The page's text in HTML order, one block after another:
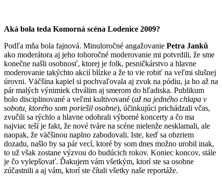
Aká bola teda Komorná scéna Lodenice 2009?
Podľa mňa bola fajnová. Minuloročné angažovanie Petra Janků
ako moderátora aj jeho tohoročné moderovanie mi potvrdili, že sme
konečne našli osobnosť, ktorej je folk, pesničkárstvo a hlavne
moderovanie takýchto akcií blízke a že to vie robiť na veľmi slušnej
úrovni. Väčšina kapiel si pochvaľovala aj zvuk na pódiu, ja ho až na
pár malých výnimiek chválim aj smerom do hľadiska. Publikum
bolo disciplinované a veľmi kultivované (až na jedného chlapa v
sobotu, ktorého som poriešil osobne), účinkujúci prichádzali včas,
zvučili sa rýchlo a hlavne odohrali výborné koncerty a čo ma
najviac teší je fakt, že nové tváre na scéne nielenže nesklamali, ale
naopak, že väčšinou naplno zabodovali. Iste, keď sa obzriem
dozadu, našlo by sa pár vecí, ktoré by som dnes možno urobil inak,
to už však zostane výzvou do budúcich rokov. Koniec koncov, stále
je čo vylepšovať. Ďakujem vám všetkým, ktorí ste sa osobne
zúčastnili a aj vám, ktorí ste čítali všetky naše reportáže.